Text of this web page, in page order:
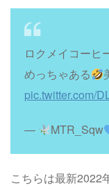
ロクメイコーヒ
めっちゃある
pic.twitter.com/
— MTR_Sqw
こちらは最新2022